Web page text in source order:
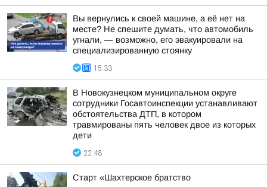
Вы вернулись к своей машине, а её нет на
месте? Не спешите думать, что автомобиль
угнали, — возможно, его эвакуировали на
специализированную стоянку
15:33
В Новокузнецком муниципальном округе
сотрудники Госавтоинспекции устанавливают
обстоятельства ДТП, в котором
травмированы пять человек двое из которых
дети
22:48
Старт «Шахтерское братство